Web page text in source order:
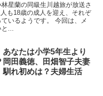
星蘭の同級生川越旅が放送さ
も18歳の成人を迎え、それぞ
いるようです。 今回は、メ
...
あなたは小学5年生より
岡田義徳、田畑智子夫妻
馴れ初めは？夫婦生活